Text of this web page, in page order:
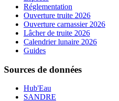
Réglementation
Ouverture truite 2026
Ouverture carnassier 2026
Lâcher de truite 2026
Calendrier lunaire 2026
Guides
Sources de données
Hub'Eau
SANDRE